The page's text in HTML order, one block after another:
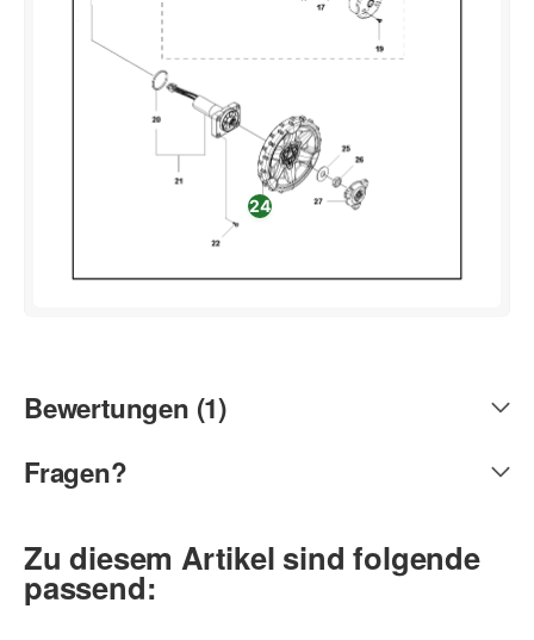
24
Bewertungen (1)
Fragen?
Zu diesem Artikel sind folgende
passend: